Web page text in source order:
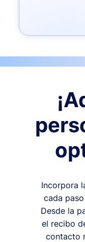
Incorpora
cada
Desde la
el recibo
contacto